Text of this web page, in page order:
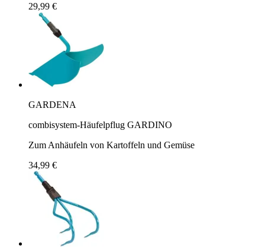
29,99 €
GARDENA
combisystem-Häufelpflug GARDINO
Zum Anhäufeln von Kartoffeln und Gemüse
34,99 €